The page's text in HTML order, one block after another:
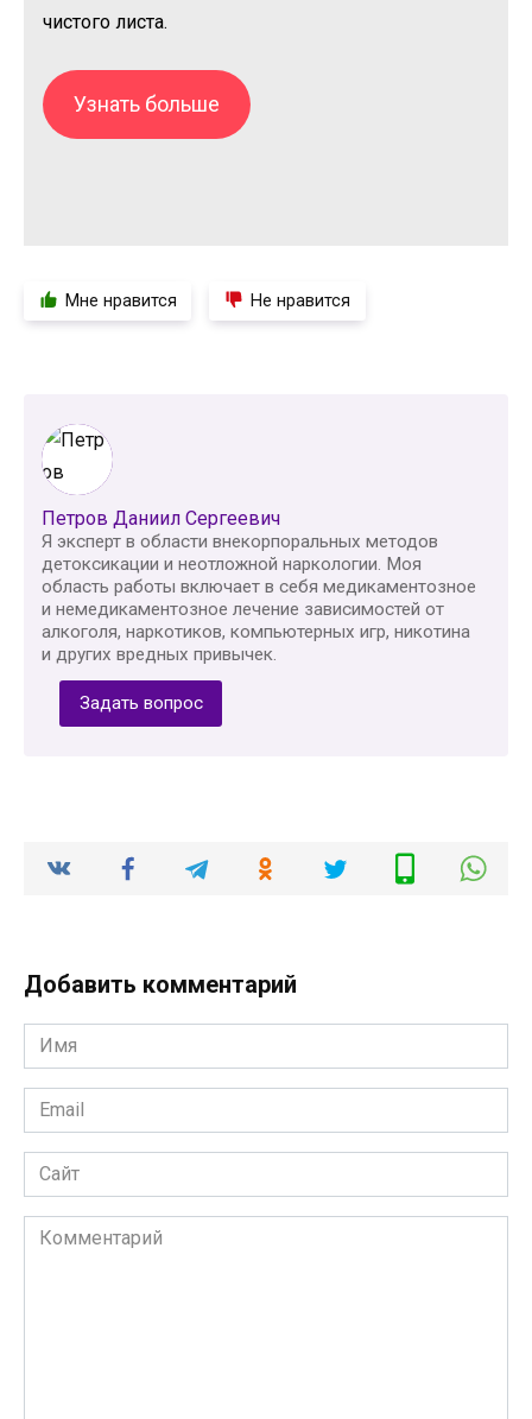
чистого листа.
Узнать больше
Мне нравится Не нравится
Петров Даниил Сергеевич
Я эксперт в области внекорпоральных методов
детоксикации и неотложной наркологии. Моя
область работы включает в себя медикаментозное
и немедикаментозное лечение зависимостей от
алкоголя, наркотиков, компьютерных игр, никотина
и других вредных привычек.
Задать вопрос
Добавить комментарий
Имя
*
Email
*
Сайт
Комментарий